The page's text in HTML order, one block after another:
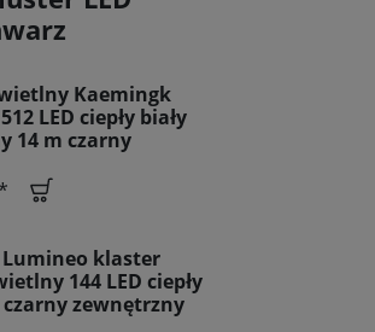
Kaemingk
LED ciepły biały
14 m czarny
klaster
144 LED ciepły
czarny zewnętrzny